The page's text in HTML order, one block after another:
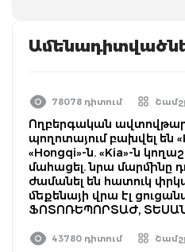
78078 դիտում
Ողբերգական
պողոտայում բախվել են
«Hongqi»-ն. «Kia»-ն
մահացել. նրա մարմինը
ժամանել են հատուկ
մեքենայի վրա էլ
ՖՈՏՈՌԵՊՈՐՏԱԺ,
43780 դիտում